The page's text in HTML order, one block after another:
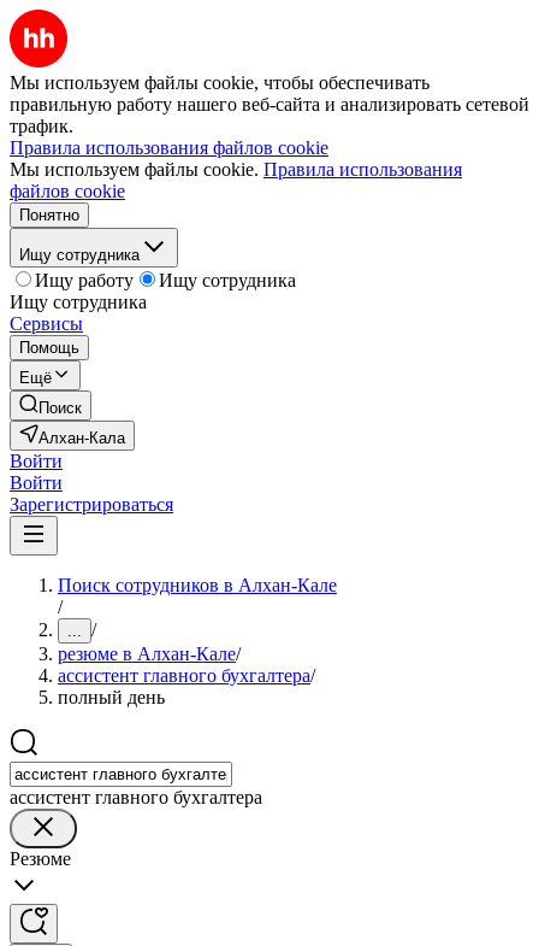
Мы используем файлы cookie, чтобы обеспечивать
правильную работу нашего веб-сайта и анализировать сетевой
трафик.
Правила использования файлов cookie
Мы используем файлы cookie. Правила использования
файлов cookie
Понятно
Ищу сотрудника
Ищу работу
Ищу сотрудника
Ищу сотрудника
Сервисы
Помощь
Ещё
Поиск
Алхан-Кала
Войти
Войти
Зарегистрироваться
Поиск сотрудников в Алхан-Кале
/
... /
резюме в Алхан-Кале/
ассистент главного бухгалтера/
полный день
ассистент главного бухгалтера
Резюме